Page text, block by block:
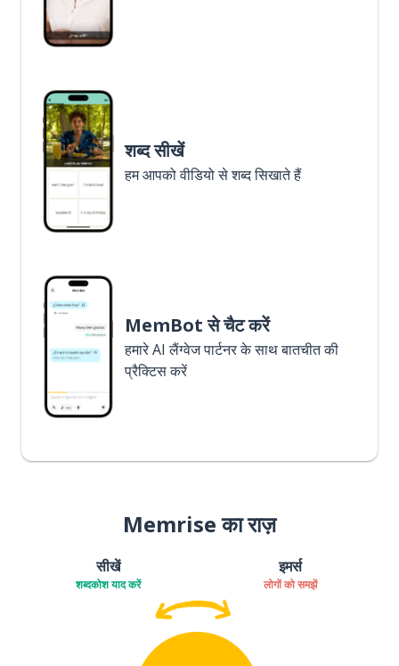
शब्द सीखें
हम आपको वीडियो से शब्द सिखाते हैं
MemBot से चैट करें
हमारे AI लैंग्वेज पार्टनर के साथ बातचीत की
प्रैक्टिस करें
Memrise का राज़
सीखें
शब्दकोश याद करें
इमर्स
लोगों को समझें